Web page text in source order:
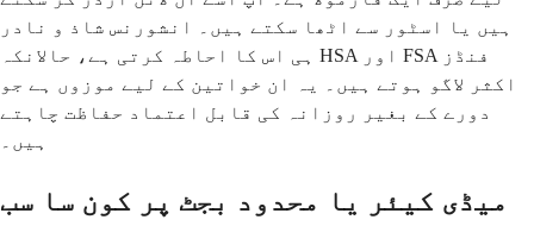
ہیں یا اسٹور سے اٹھا سکتے ہیں۔ انشورنس شاذ و نادر
ہی اس کا احاطہ کرتی ہے، حالانکہ HSA اور FSA فنڈز
اکثر لاگو ہوتے ہیں۔ یہ ان خواتین کے لیے موزوں ہے جو
دورے کے بغیر روزانہ کی قابل اعتماد حفاظت چاہتے
ہیں۔
میڈی کیئر یا محدود بجٹ پر کون سا سب